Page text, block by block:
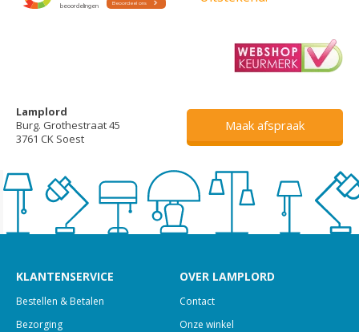
Lamplord
Burg. Grothestraat 45
3761 CK Soest
Maak afspraak
KLANTENSERVICE
Bestellen & Betalen
Bezorging
OVER LAMPLORD
Contact
Onze winkel